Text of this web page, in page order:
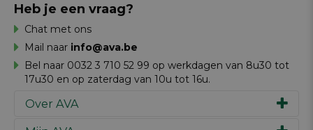
Over AVA
Heb je een vraag?
Chat met ons
Mail naar info@ava.be
Bel naar 0032 3 710 52 99 op werkdagen van 8u30 tot
17u30 en op zaterdag van 10u tot 16u.